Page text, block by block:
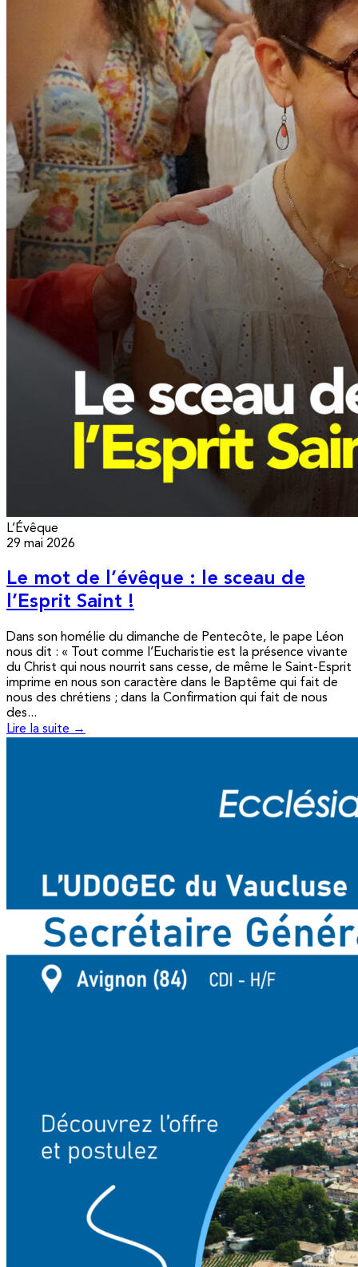
L’Évêque
29 mai 2026
Le mot de l’évêque : le sceau de
l’Esprit Saint !
Dans son homélie du dimanche de Pentecôte, le pape Léon
nous dit : « Tout comme l’Eucharistie est la présence vivante
du Christ qui nous nourrit sans cesse, de même le Saint-Esprit
imprime en nous son caractère dans le Baptême qui fait de
nous des chrétiens ; dans la Confirmation qui fait de nous
des...
Lire la suite →